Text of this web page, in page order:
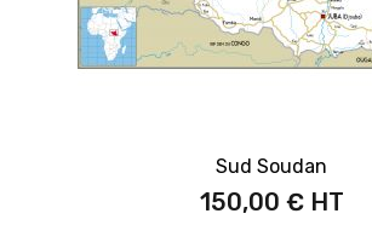
Sud Soudan
150,00 €